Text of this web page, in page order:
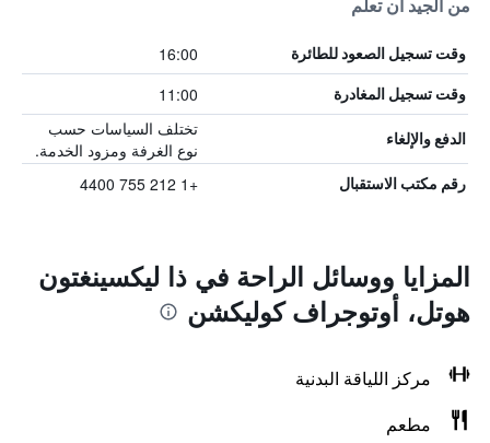
من الجيد أن تعلم
وقت تسجيل الصعود للطائرة 16:00
وقت تسجيل المغادرة 11:00
الدفع والإلغاء
تختلف السياسات حسب
نوع الغرفة ومزود الخدمة.
رقم مكتب الاستقبال +1 212 755 4400
المزايا ووسائل الراحة في ذا ليكسينغتون
هوتل، أوتوجراف كوليكشن
مركز اللياقة البدنية
مطعم